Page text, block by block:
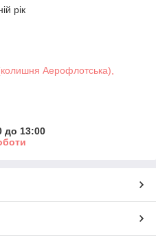
рік
Аерофлотська),
до 13:00